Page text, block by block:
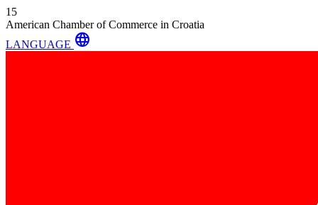
15
American Chamber of Commerce in Croatia
LANGUAGE language